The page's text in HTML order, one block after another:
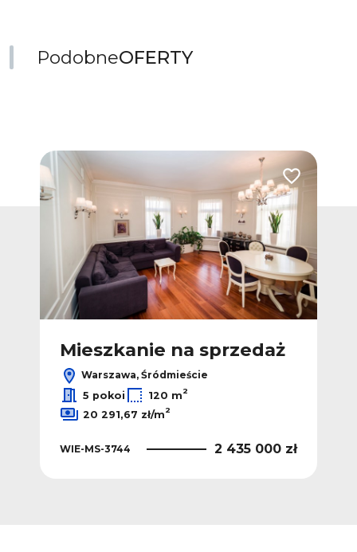
PodobneOFERTY
Dodaj do ulubionych Dodaj do
Mieszkanie na sprzedaż
Warszawa, Śródmieście
5 pokoi
120 m2
20 291,67 zł/m2
WIE-MS-3744 2 435 000 zł